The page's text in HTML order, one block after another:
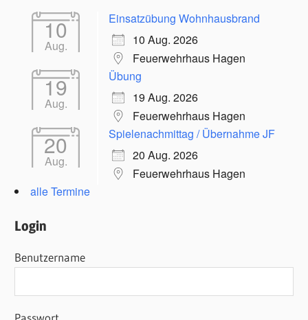
10
Aug.
Einsatzübung Wohnhausbrand
10 Aug. 2026
Feuerwehrhaus Hagen
19
Aug.
Übung
19 Aug. 2026
Feuerwehrhaus Hagen
20
Aug.
Spielenachmittag / Übernahme JF
20 Aug. 2026
Feuerwehrhaus Hagen
alle Termine
Login
Benutzername